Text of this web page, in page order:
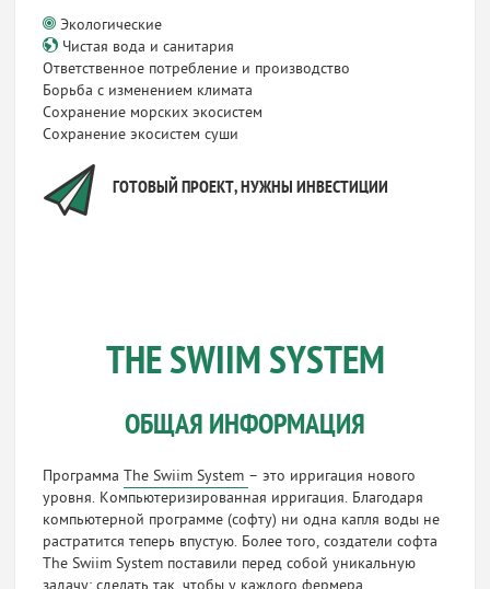
Экологические
Чистая вода и санитария
Ответственное потребление и производство
Борьба с изменением климата
Сохранение морских экосистем
Сохранение экосистем суши
ГОТОВЫЙ ПРОЕКТ, НУЖНЫ ИНВЕСТИЦИИ
THE SWIIM SYSTEM
ОБЩАЯ ИНФОРМАЦИЯ
ПрограммаThe Swiim System – это ирригация нового
уровня. Компьютеризированная ирригация. Благодаря
компьютерной программе (софту) ни одна капля воды не
растратится теперь впустую. Более того, создатели софта
The Swiim System поставили перед собой уникальную